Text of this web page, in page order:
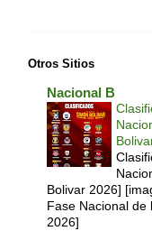
Otros Sitios
Nacional B
Bolivar 2026]
Fase Nacional de
2026]